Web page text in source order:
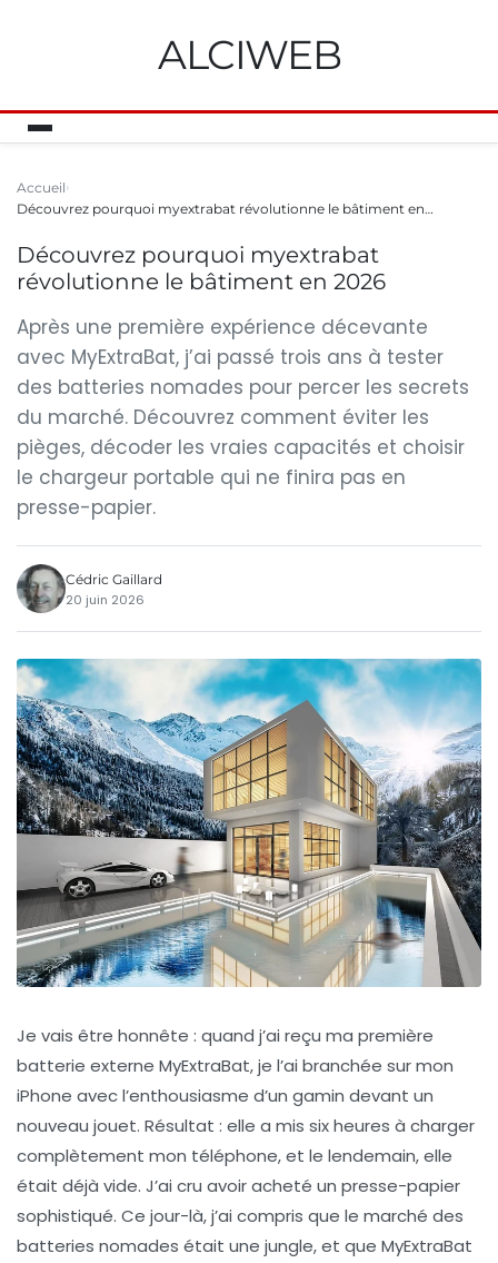
ALCIWEB
Accueil
Découvrez pourquoi myextrabat révolutionne le bâtiment en…
Découvrez pourquoi myextrabat
révolutionne le bâtiment en 2026
Après une première expérience décevante
avec MyExtraBat, j’ai passé trois ans à tester
des batteries nomades pour percer les secrets
du marché. Découvrez comment éviter les
pièges, décoder les vraies capacités et choisir
le chargeur portable qui ne finira pas en
presse-papier.
Cédric Gaillard
20 juin 2026
Je vais être honnête : quand j’ai reçu ma première
batterie externe MyExtraBat, je l’ai branchée sur mon
iPhone avec l’enthousiasme d’un gamin devant un
nouveau jouet. Résultat : elle a mis six heures à charger
complètement mon téléphone, et le lendemain, elle
était déjà vide. J’ai cru avoir acheté un presse-papier
sophistiqué. Ce jour-là, j’ai compris que le marché des
batteries nomades était une jungle, et que MyExtraBat